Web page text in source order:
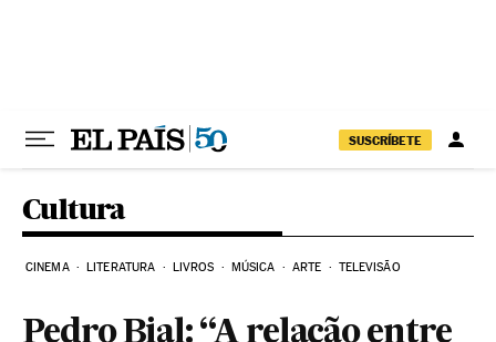
SUSCRÍBETE
Cultura
CINEMA LITERATURA LIVROS MÚSICA ARTE TELEVISÃO
Pedro Bial: “A relação entre